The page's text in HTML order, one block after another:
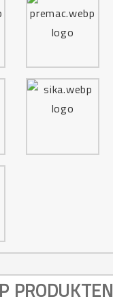
PRODUKTEN